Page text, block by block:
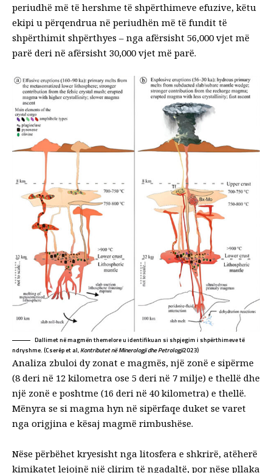
periudhë më të hershme të shpërthimeve efuzive, këtu
ekipi u përqendrua në periudhën më të fundit të
shpërthimit shpërthyes – nga afërsisht 56,000 vjet më
parë deri në afërsisht 30,000 vjet më parë.
Dallimet në magmën themelore u identifikuan si shpjegim i shpërthimeve të
ndryshme. (Cserép et al, Kontributet në Minerologji dhe Petrologji2023)
Analiza zbuloi dy zonat e magmës, një zonë e sipërme
(8 deri në 12 kilometra ose 5 deri në 7 milje) e thellë dhe
një zonë e poshtme (16 deri në 40 kilometra) e thellë.
Mënyra se si magma hyn në sipërfaqe duket se varet
nga origjina e kësaj magmë rimbushëse.
Nëse përbëhet kryesisht nga litosfera e shkrirë, atëherë
kimikatet lejojnë një çlirim të ngadaltë, por nëse pllaka